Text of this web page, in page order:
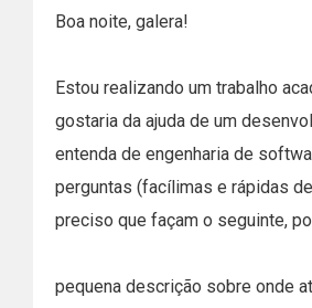
Boa noite, galera!
Estou realizando um trabalho
gostaria da ajuda de um
entenda de engenharia de
perguntas (facílimas e rápidas
preciso que façam o seguinte,
pequena descrição sobre onde